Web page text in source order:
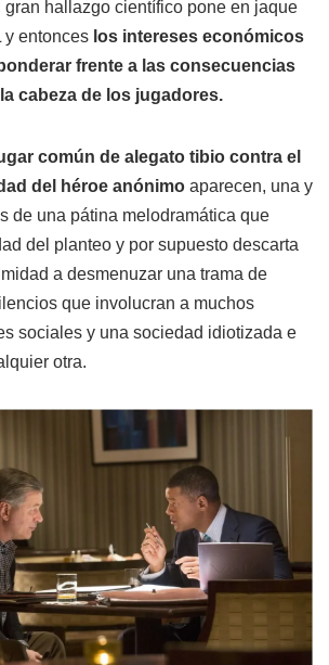
gran hallazgo científico pone en jaque
y entonces los intereses económicos
frente a las consecuencias
cabeza de los jugadores.
común de alegato tibio contra el
del héroe anónimo aparecen, una y
de una pátina melodramática que
del planteo y por supuesto descarta
a desmenuzar una trama de
que involucran a muchos
sociales y una sociedad idiotizada e
otra.